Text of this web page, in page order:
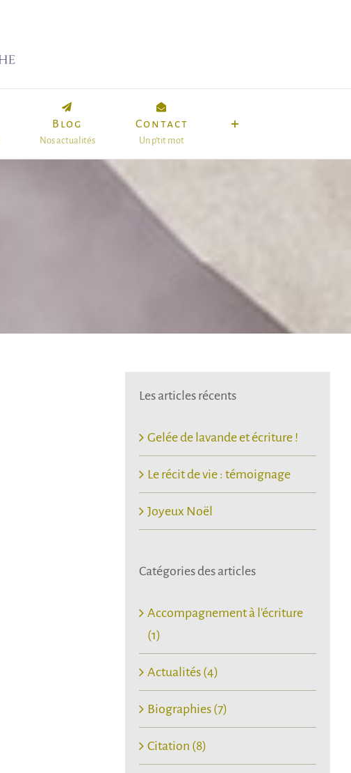
Blog
Nos actualités
Contact
Un p’tit mot
Les articles récents
Gelée de lavande et écriture !
Le récit de vie : témoignage
Joyeux Noël
Catégories des articles
Accompagnement à l'écriture
(1)
Actualités (4)
Biographies (7)
Citation (8)